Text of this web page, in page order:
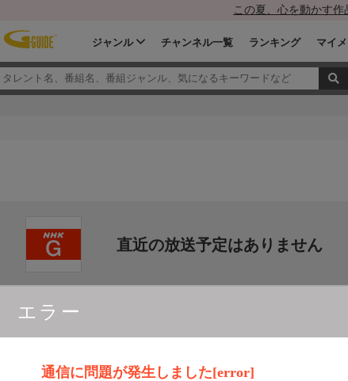
この夏、心を動かす作
ジャンル チャンネル一覧 ランキング マイ
エラー
通信に問題が発生しました[error]
直近の放送予定はありません